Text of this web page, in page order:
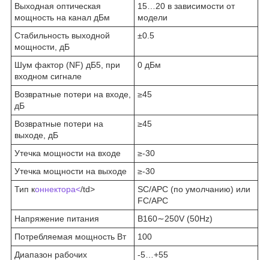
Выходная оптическая
мощность на канал дБм
15…20 в зависимости от
модели
Стабильность выходной
мощности, дБ
±0.5
Шум фактор (NF) дБ5, при
входном сигнале
0 дБм
Возвратные потери на входе,
дБ
≥45
Возвратные потери на
выходе, дБ
≥45
Утечка мощности на входе
≥-30
Утечка мощности на выходе
≥-30
Тип коннектора</td>
SC/APC (по умолчанию) или
FC/APC
Напряжение питания
В160∼250V (50Hz)
Потребляемая мощность Вт
100
Диапазон рабочих
-5…+55